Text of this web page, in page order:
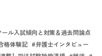
ール入試傾向と対策＆過去問論点
格体験記 #弁護士インタビュー